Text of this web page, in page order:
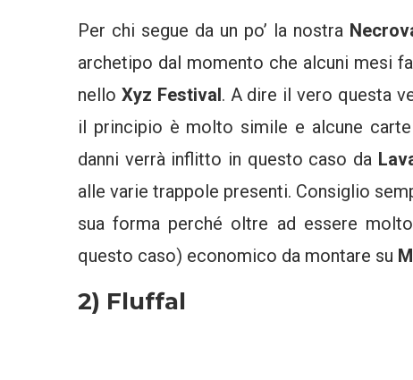
Per chi segue da un po’ la nostra
archetipo dal momento che alcuni mesi
nello Xyz Festival. A dire il vero questa
il principio è molto simile e alcune
danni verrà inflitto in questo caso da
alle varie trappole presenti. Consiglio
sua forma perché oltre ad essere
questo caso) economico da montare su
2) Fluffal